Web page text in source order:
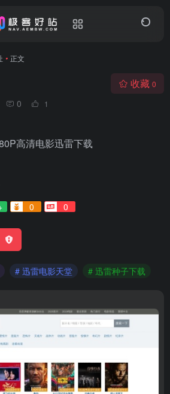
• 正文
0 1
收藏 0
高清电影迅雷下载
0 0
# 迅雷电影天堂 # 迅雷种子下载